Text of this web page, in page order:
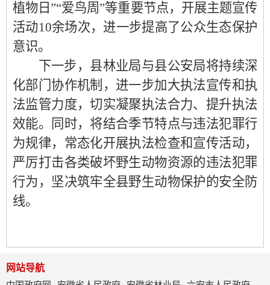
植物日”“爱鸟周”等重要节点，开展主题宣传
活动10余场次，进一步提高了公众生态保护
意识。
下一步，县林业局与县公安局将持续深
化部门协作机制，进一步加大执法宣传和执
法监管力度，切实凝聚执法合力、提升执法
效能。同时，将结合季节特点与违法犯罪行
为规律，常态化开展执法检查和宣传活动，
严厉打击各类破坏野生动物资源的违法犯罪
行为，坚决筑牢全县野生动物保护的安全防
线。
网站导航